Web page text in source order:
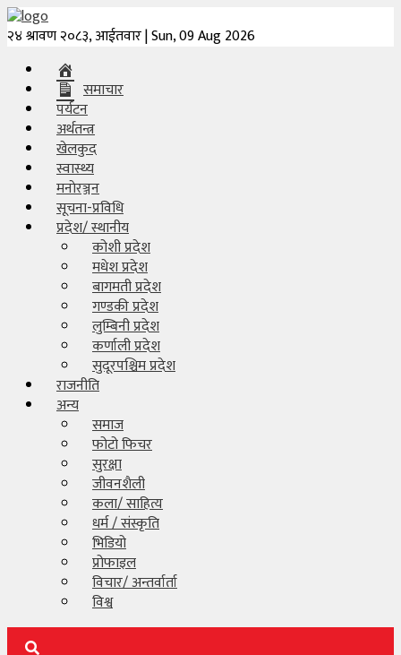
२४ श्रावण २०८३, आईतवार | Sun, 09 Aug 2026
समाचार
पर्यटन
अर्थतन्त्र
खेलकुद
स्वास्थ्य
मनाेरञ्जन
सूचना-प्रविधि
प्रदेश/ स्थानीय
कोशी प्रदेश
मधेश प्रदेश
बागमती प्रदेश
गण्डकी प्रदेश
लुम्बिनी प्रदेश
कर्णाली प्रदेश
सुदूरपश्चिम प्रदेश
राजनीति
अन्य
समाज
फोटो फिचर
सुरक्षा
जीवनशैली
कला/ साहित्य
धर्म / संस्कृति
भिडियो
प्रोफाइल
विचार/ अन्तर्वार्ता
विश्व
पृष्ठ
अर्थतन्त्र
प्रविधि